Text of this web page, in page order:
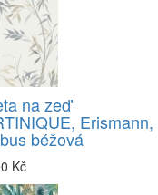
na zeď
Erismann,
béžová
Kč